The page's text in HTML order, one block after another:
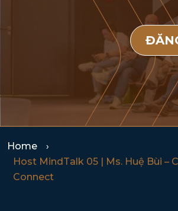
Home
Host MindTalk 05 | Ms. Huệ Bùi –
Connect